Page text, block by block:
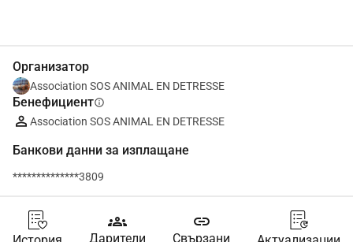
Организатор
Association SOS ANIMAL EN DETRESSE
Бенефициентinfo
Association SOS ANIMAL EN DETRESSE
Банкови данни за изплащане
**************3809
groups
Дарители
link
Свързани